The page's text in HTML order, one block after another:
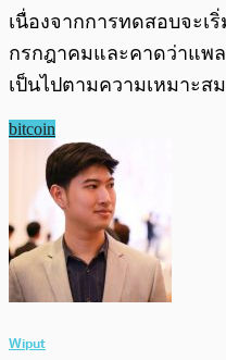
เนื่องจากการทดสอบจะเ
กรกฎาคมและคาดว่าแพ
เป็นไปตามความเหมาะสม
bitcoin
Wiput